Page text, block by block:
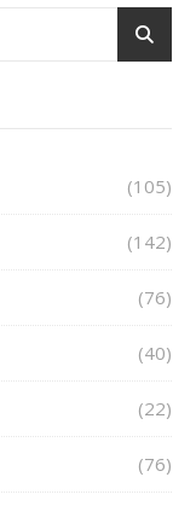
(105)
(142)
(76)
(40)
(22)
(76)